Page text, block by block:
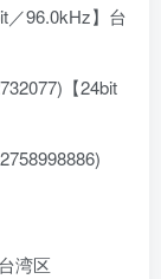
／96.0kHz】台
【24bit
湾区